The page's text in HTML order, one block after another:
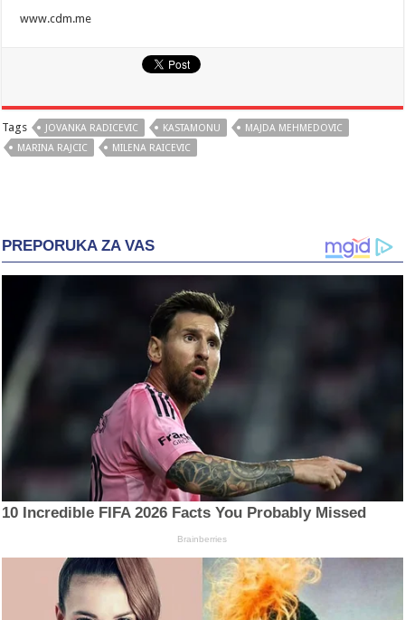
www.cdm.me
Tags JOVANKA RADICEVIC KASTAMONU
MAJDA MEHMEDOVIC
MARINA RAJCIC
MILENA RAICEVIC